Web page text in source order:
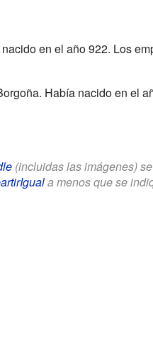
en el año 922. Los
Había nacido en el
(incluidas las imágenes)
a menos que se